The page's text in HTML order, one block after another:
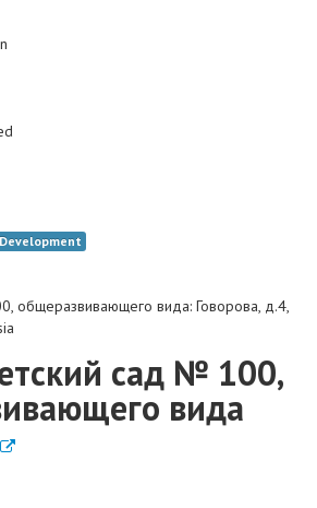
общеразвивающего вида: Говорова, д.4,
сад № 100,
вида